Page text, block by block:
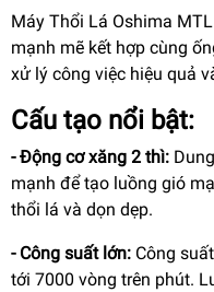
Máy Thổi Lá Oshima
mạnh mẽ kết hợp cùng
xử lý công việc hiệu quả
Cấu tạo nổi bật:
- Động cơ xăng 2 thì:
mạnh để tạo luồng gió
thổi lá và dọn dẹp.
- Công suất lớn: Công
tới 7000 vòng trên phút.